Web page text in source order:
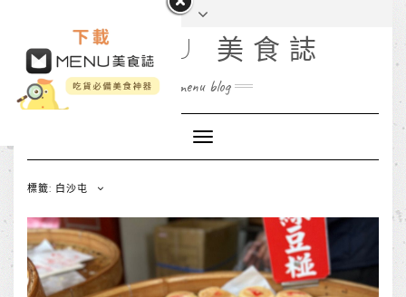
MENU 美食誌
menu blog
Toggle
Navigation
標籤: 白沙屯